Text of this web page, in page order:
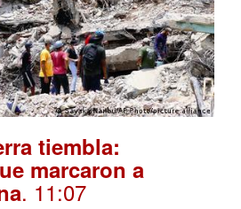
tiembla:
marcaron a
. 11:07